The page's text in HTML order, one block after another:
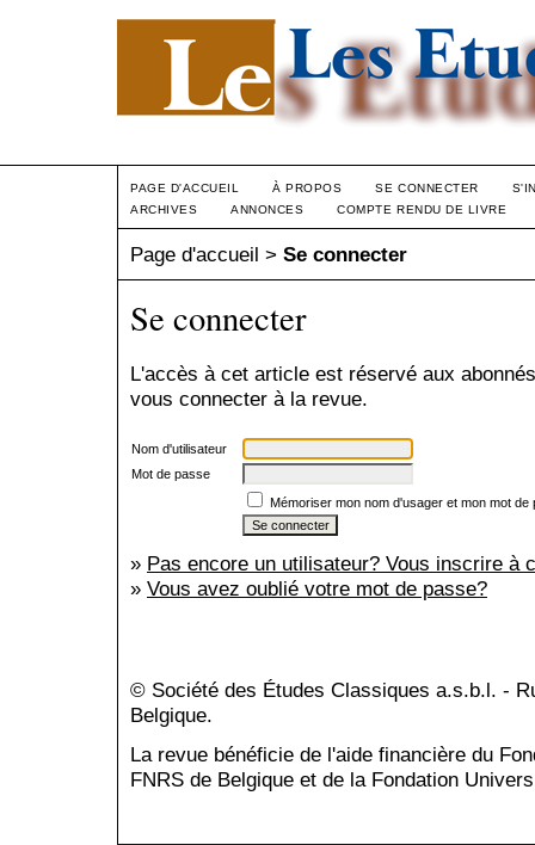
PAGE D'ACCUEIL À PROPOS SE CONNECTER
ARCHIVES
ANNONCES COMPTE RENDU DE LIVRE
Page d'accueil > Se connecter
Se connecter
L'accès à cet article est réservé aux
vous connecter à la revue.
Nom d'utilisateur
Mot de passe
Mémoriser mon nom d'usager et mon mot de
» Pas encore un utilisateur? Vous inscrire à
» Vous avez oublié votre mot de passe?
© Société des Études Classiques a.s.b.l. -
Belgique.
La revue bénéficie de l'aide financière du
FNRS de Belgique et de la Fondation